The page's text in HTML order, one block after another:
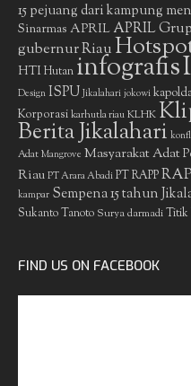
15 pejuang dari kampung
Sinarmas APRIL APRIL Grup
gubernur Riau
HTIHutan infografis
Design ISPU Jikalahari jokowi
Korporasikarhutla riauKLHK
Berita Jikalahari
Adat Mangrove Masyarakat Adat
Riau PT Arara Abadi PT RAPP
kampar Sempena 15 tahun
Sukanto Tanoto Surya darmadiTitik
FIND US ON FACEBOOK